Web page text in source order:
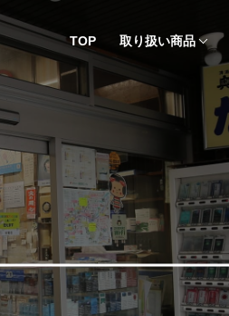
TOP 取り扱い商品